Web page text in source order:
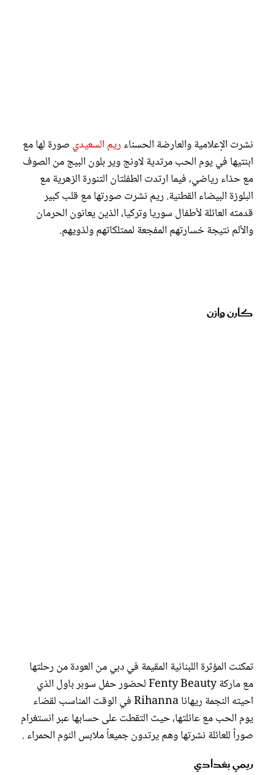
نشرت الإعلامية والعارضة الحسناء ريم السعيدي صورة لها مع
ابنتيها في يوم الحب مرتدية لاونج وير بلون البيج من الصوف
مع حذاء رياضي، فيما ارتدت الطفلتان التنورة الزهرية مع
البلوزة البيضاء القطنية. ريم نشرت صورتها مع قلب كبير
قدمته العائلة لأطفال سوريا وتركيا، الذين يعانون الحرمان
والألم نتيجة خسارتهم المفجعة لممتلكاتهم ولذويهم.
كارن وازن
تمكنت المؤثرة اللبنانية المقيمة في دبي من العودة من رحلتها
مع ماركة Fenty Beauty لحضور حفل سوبر باول الذي
احيته النجمة ريهانا Rihanna في الوقت المناسب لقضاء
يوم الحب مع عائلتها، حيث التقطت على حسابها عبر انستغرام
صوراً للعائلة نشرتها وهم يرتدون جميعاً ملابس النوم الحمراء .
ريمي بغدادي